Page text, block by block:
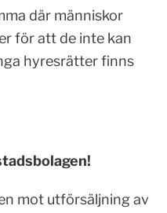
där människor
för att de inte kan
hyresrätter finns
mot utförsäljning av